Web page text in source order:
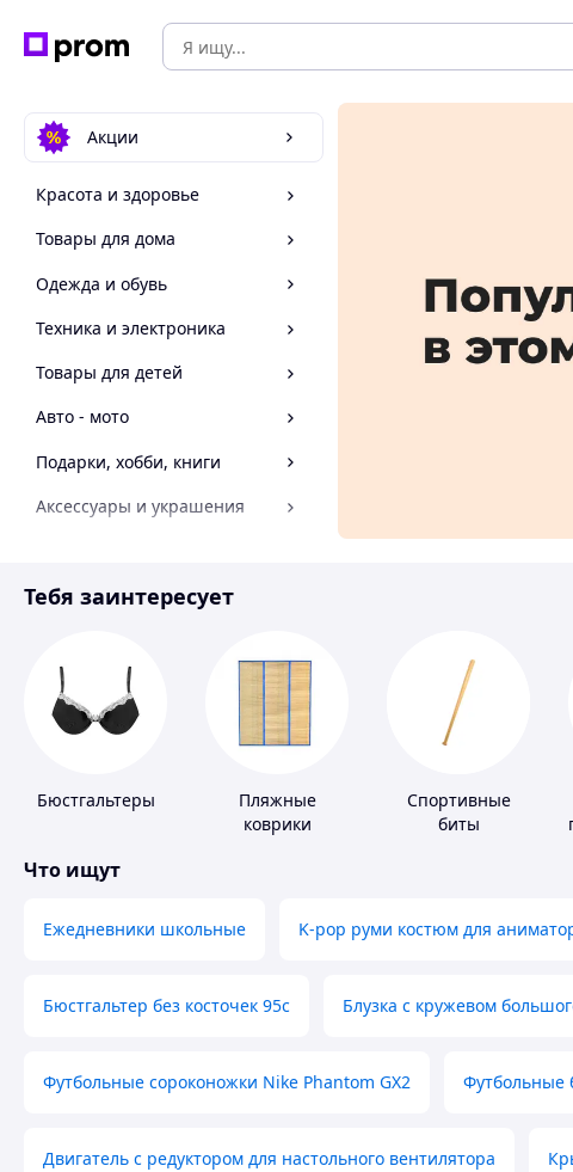
Акции
Красота и здоровье
Товары для дома
Одежда и обувь
Техника и электроника
Товары для детей
Авто - мото
Подарки, хобби, книги
Аксессуары и украшения
Спорт и отдых
Тебя заинтересует
Бюстгальтеры
Пляжные
коврики
Спортивные
биты
Что ищут
Ежедневники школьные K-pop руми костюм для
Бюстгальтер без косточек 95с Блузка с кружевом
Футбольные сороконожки Nike Phantom GX2 Футбольные
Двигатель с редуктором для настольного вентилятора